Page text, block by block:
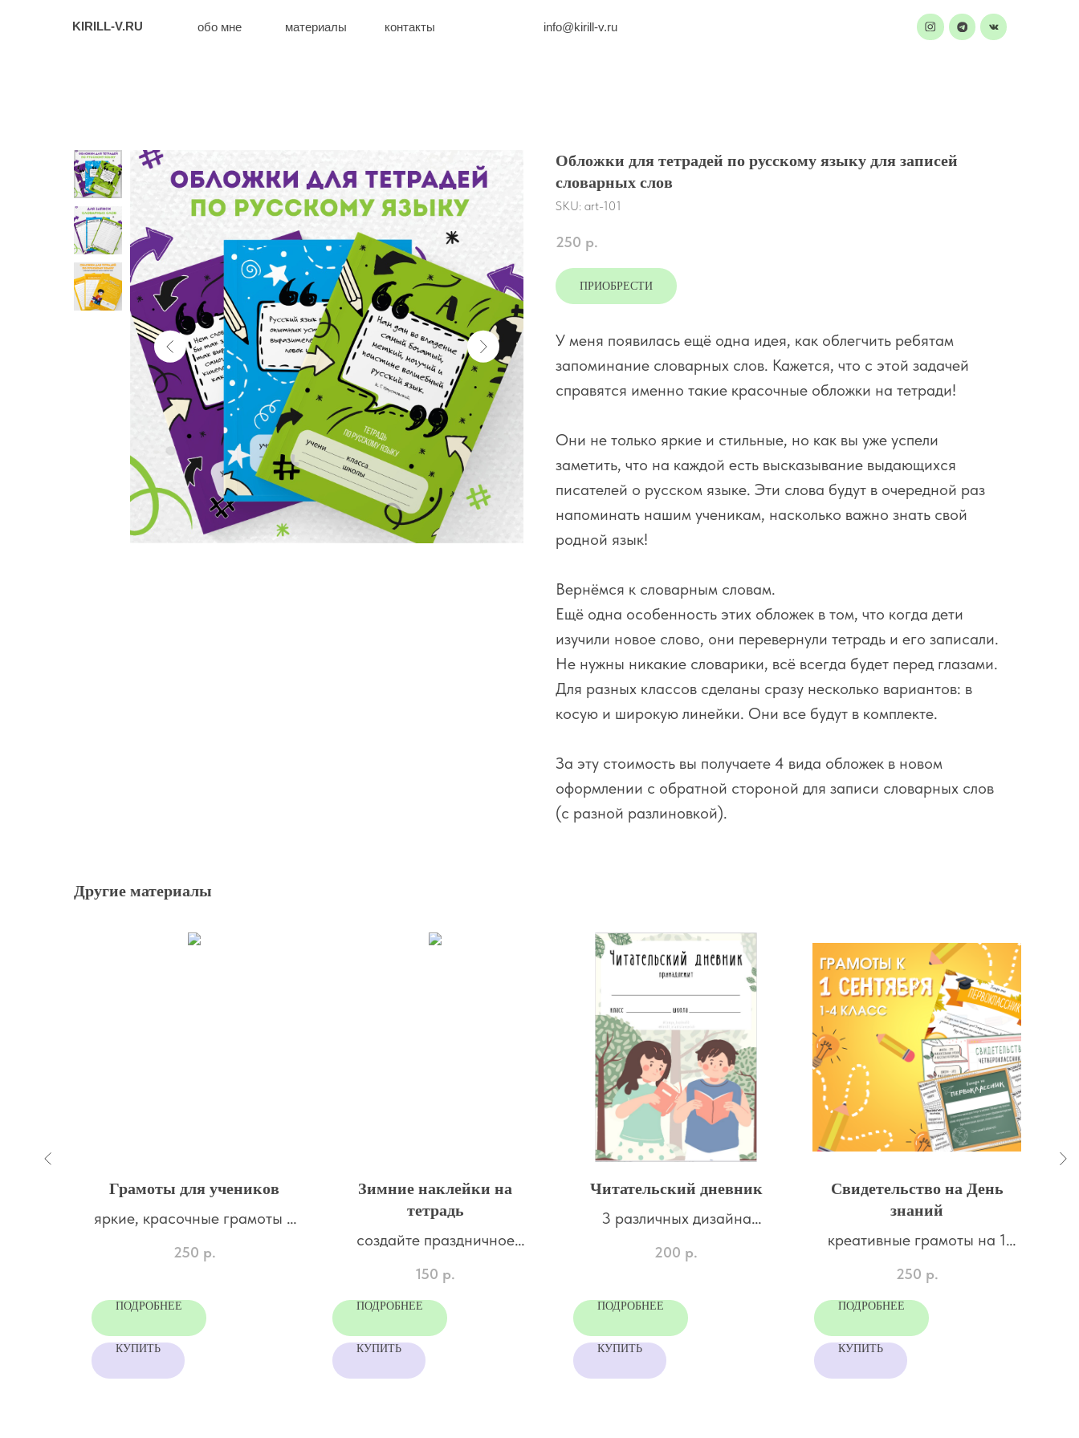
KIRILL-V.RU info@kirill-v.ru
обо мне материалы контакты
Обложки для тетрадей по русскому языку для записей
словарных слов
SKU: art-101
250 р.
ПРИОБРЕСТИ
У меня появилась ещё одна идея, как облегчить ребятам
запоминание словарных слов. Кажется, что с этой задачей
справятся именно такие красочные обложки на тетради!
Они не только яркие и стильные, но как вы уже успели
заметить, что на каждой есть высказывание выдающихся
писателей о русском языке. Эти слова будут в очередной раз
напоминать нашим ученикам, насколько важно знать свой
родной язык!
Вернёмся к словарным словам.
Ещё одна особенность этих обложек в том, что когда дети
изучили новое слово, они перевернули тетрадь и его записали.
Не нужны никакие словарики, всё всегда будет перед глазами.
Для разных классов сделаны сразу несколько вариантов: в
косую и широкую линейки. Они все будут в комплекте.
За эту стоимость вы получаете 4 вида обложек в новом
оформлении с обратной стороной для записи словарных слов
(с разной разлиновкой).
Другие материалы
Грамоты для учеников
яркие, красочные грамоты с
огромным количеством
номинаций
250 р.
ПОДРОБНЕЕ
КУПИТЬ
Зимние наклейки на
тетрадь
создайте праздничное
новогоднее настроение
150 р.
ПОДРОБНЕЕ
КУПИТЬ
Читательский дневник
3 различных дизайна
дневника
200 р.
ПОДРОБНЕЕ
КУПИТЬ
Свидетельство на День
знаний
креативные грамоты на 1
сентября
250 р.
ПОДРОБНЕЕ
КУПИТЬ